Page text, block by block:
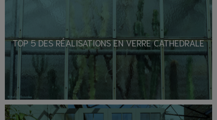
TOP 5 DES RÉALISATIONS EN VERRE CATHEDRALE